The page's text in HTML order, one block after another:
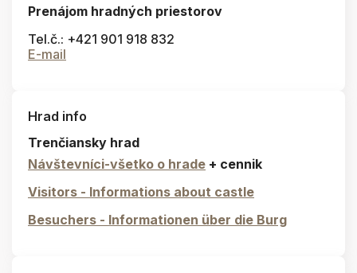
Prenájom hradných priestorov
Tel.č.: +421 901 918 832
E-mail
Hrad info
Trenčiansky hrad
Návštevníci-všetko o hrade + cennik
Visitors - Informations about castle
Besuchers - Informationen über die Burg